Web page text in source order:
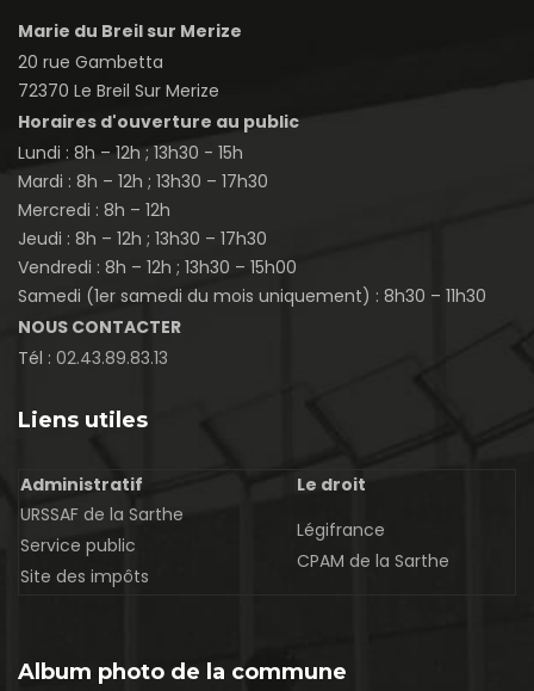
Marie du Breil sur Merize
20 rue Gambetta
72370 Le Breil Sur Merize
Horaires d'ouverture au public
Lundi : 8h – 12h ; 13h30 - 15h
Mardi : 8h – 12h ; 13h30 – 17h30
Mercredi : 8h – 12h
Jeudi : 8h – 12h ; 13h30 – 17h30
Vendredi : 8h – 12h ; 13h30 – 15h00
Samedi (1er samedi du mois uniquement) : 8h30 – 11h30
NOUS CONTACTER
Tél : 02.43.89.83.13
Liens utiles
Administratif
Le droit
URSSAF de la Sarthe
Service public
Site des impôts
Légifrance
CPAM de la Sarthe
Album photo de la commune